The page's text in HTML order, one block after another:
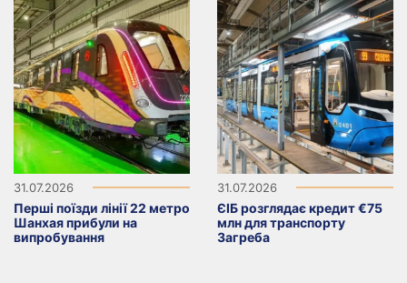
31.07.2026
Перші поїзди лінії 22 метро
Шанхая прибули на
випробування
31.07.2026
ЄІБ розглядає кредит €75
млн для транспорту
Загреба